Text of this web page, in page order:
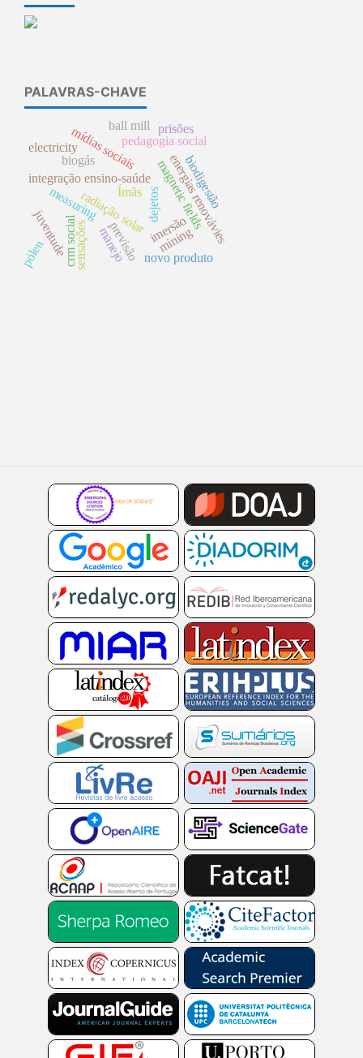
PALAVRAS-CHAVE
integração ensino-saúde
biogás
measuring magnetic fields
sensações imersão
radiação solar energias renovávies
previsão
mídias sociais
crm social
biodigestão
dejetos
pedagogia social
juventude
Ímãs
electricity
novo produto
prisões
mining
ball mill
manejo
pólen